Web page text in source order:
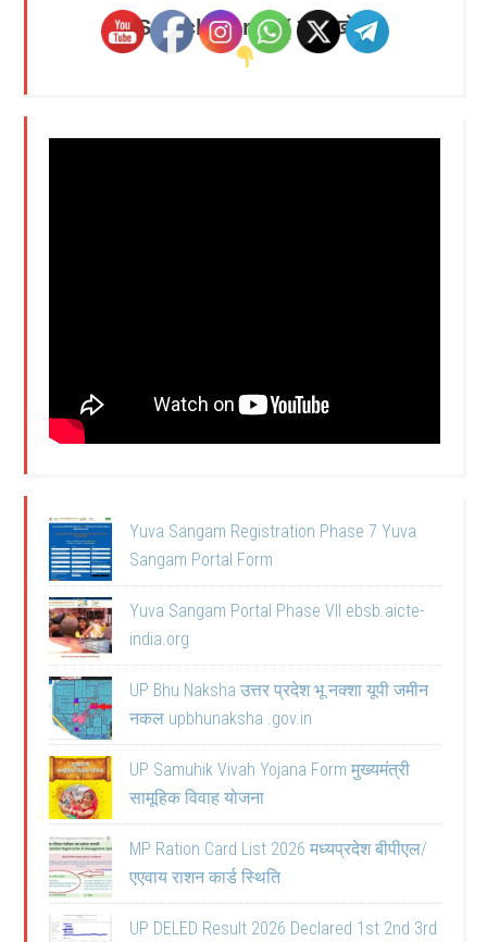
Search Here - ( यहाँ खोजें )
Yuva Sangam Registration Phase 7 Yuva
Sangam Portal Form
Yuva Sangam Portal Phase VII ebsb.aicte-
india.org
UP Bhu Naksha उत्तर प्रदेश भू नक्शा यूपी जमीन
नकल upbhunaksha .gov.in
UP Samuhik Vivah Yojana Form मुख्यमंत्री
सामूहिक विवाह योजना
MP Ration Card List 2026 मध्यप्रदेश बीपीएल/
एएवाय राशन कार्ड स्थिति
UP DELED Result 2026 Declared 1st 2nd 3rd